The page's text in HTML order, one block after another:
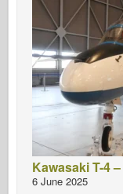
Kawasaki T-4
6 June 2025